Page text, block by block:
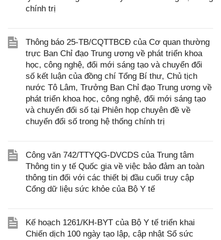
chính trị
Thông báo 25-TB/CQTTBCĐ của Cơ quan thường
trực Ban Chỉ đạo Trung ương về phát triển khoa
học, công nghệ, đổi mới sáng tạo và chuyển đổi
số kết luận của đồng chí Tổng Bí thư, Chủ tịch
nước Tô Lâm, Trưởng Ban Chỉ đạo Trung ương về
phát triển khoa học, công nghệ, đổi mới sáng tạo
và chuyển đổi số tại Phiên họp chuyên đề về
chuyển đổi số trong hệ thống chính trị
Công văn 742/TTYQG-DVCDS của Trung tâm
Thông tin y tế Quốc gia về việc bảo đảm an toàn
thông tin đối với các thiết bị đầu cuối truy cập
Cổng dữ liệu sức khỏe của Bộ Y tế
Kế hoạch 1261/KH-BYT của Bộ Y tế triển khai
Chiến dịch 100 ngày tạo lập, cập nhật Sổ sức